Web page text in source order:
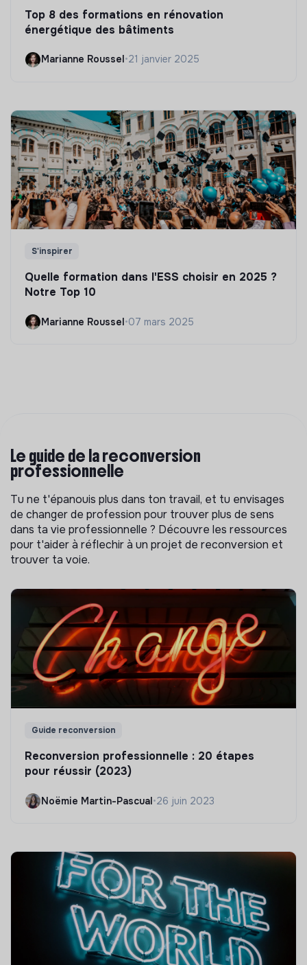
Top 8 des formations en rénovation
énergétique des bâtiments
Marianne Roussel•21 janvier 2025
S'inspirer
Quelle formation dans l'ESS choisir en 2025 ?
Notre Top 10
Marianne Roussel•07 mars 2025
Le guide de la reconversion
professionnelle
Tu ne t'épanouis plus dans ton travail, et tu envisages
de changer de profession pour trouver plus de sens
dans ta vie professionnelle ? Découvre les ressources
pour t'aider à réflechir à un projet de reconversion et
trouver ta voie.
Guide reconversion
Reconversion professionnelle : 20 étapes
pour réussir (2023)
Noëmie Martin-Pascual•26 juin 2023